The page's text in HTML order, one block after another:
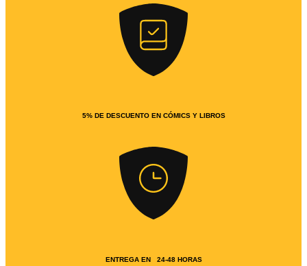
5% DE DESCUENTO EN CÓMICS Y LIBROS
ENTREGA EN 24-48 HORAS